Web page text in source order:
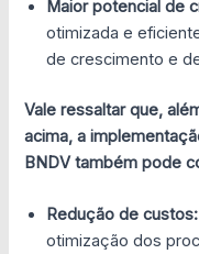
Maior potencial de
otimizada e
de crescimento e
Vale ressaltar que,
acima, a
BNDV também pode
Redução de custos:
otimização dos